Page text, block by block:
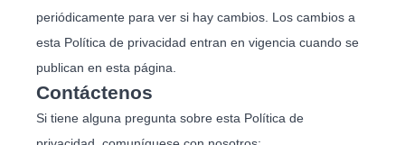
periódicamente para ver si hay cambios. Los cambios a
esta Política de privacidad entran en vigencia cuando se
publican en esta página.
Contáctenos
Si tiene alguna pregunta sobre esta Política de